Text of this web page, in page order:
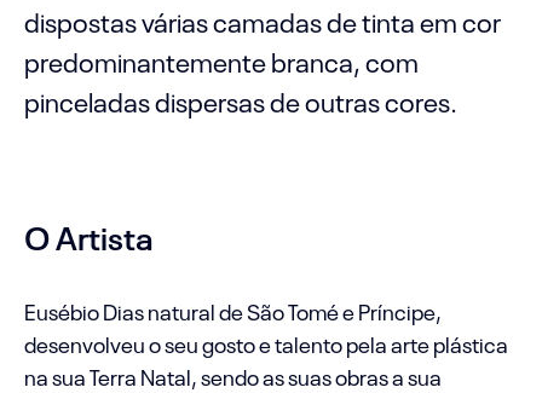
dispostas várias camadas de tinta em cor
predominantemente branca, com
pinceladas dispersas de outras cores.
O Artista
Eusébio Dias natural de São Tomé e Príncipe,
desenvolveu o seu gosto e talento pela arte plástica
na sua Terra Natal, sendo as suas obras a sua